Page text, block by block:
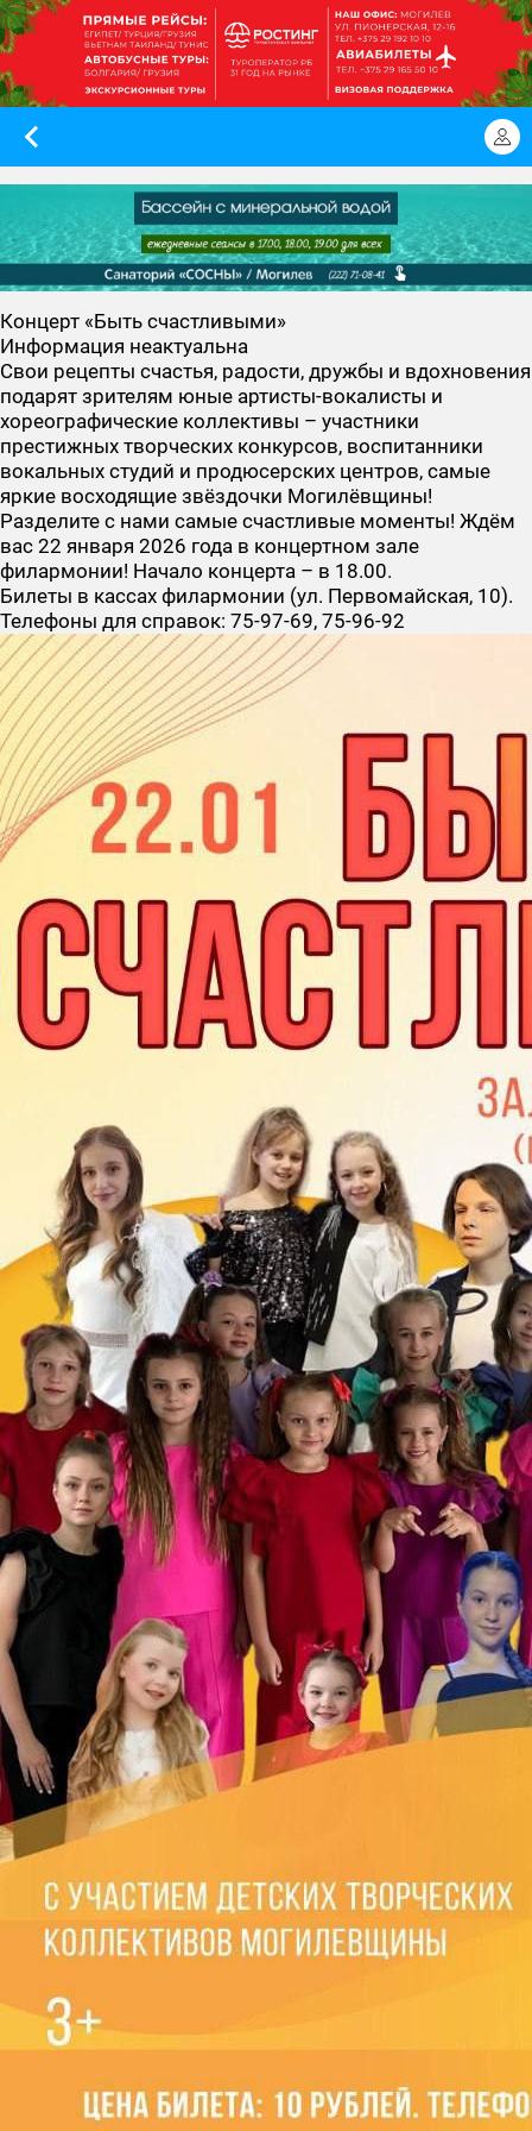
Концерт «Быть счастливыми»
Информация неактуальна
Свои рецепты счастья, радости, дружбы и вдохновения
подарят зрителям юные артисты-вокалисты и
хореографические коллективы – участники
престижных творческих конкурсов, воспитанники
вокальных студий и продюсерских центров, самые
яркие восходящие звёздочки Могилёвщины!
Разделите с нами самые счастливые моменты! Ждём
вас 22 января 2026 года в концертном зале
филармонии! Начало концерта – в 18.00.
Билеты в кассах филармонии (ул. Первомайская, 10).
Телефоны для справок: 75-97-69, 75-96-92